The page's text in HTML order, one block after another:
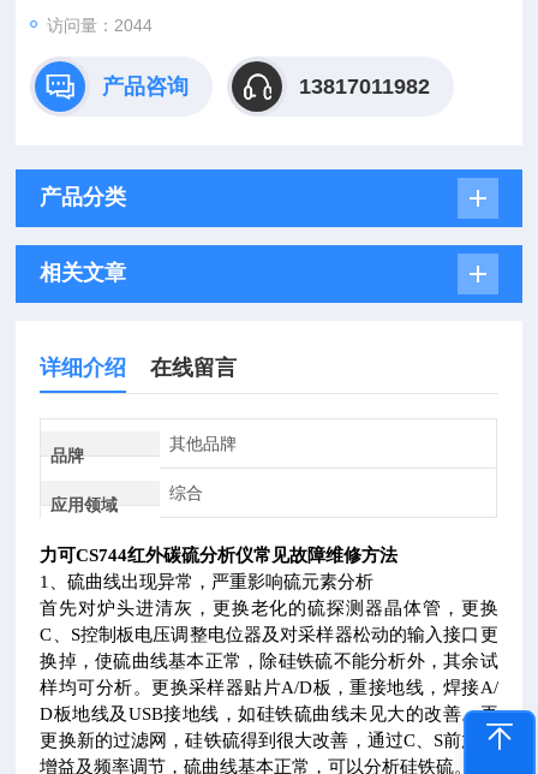
访问量：2044
产品咨询 13817011982
产品分类
相关文章
详细介绍 在线留言
品牌
其他品牌
应用领域
综合
力可CS744红外碳硫分析仪常见故障维修方法
1、硫曲线出现异常，严重影响硫元素分析
首先对炉头进清灰，更换老化的硫探测器晶体管，更换
C、S控制板电压调整电位器及对采样器松动的输入接口更
换掉，使硫曲线基本正常，除硅铁硫不能分析外，其余试
样均可分析。更换采样器贴片A/D板，重接地线，焊接A/
D板地线及USB接地线，如硅铁硫曲线未见大的改善。再
更换新的过滤网，硅铁硫得到很大改善，通过C、S前放的
增益及频率调节，硫曲线基本正常，可以分析硅铁硫。